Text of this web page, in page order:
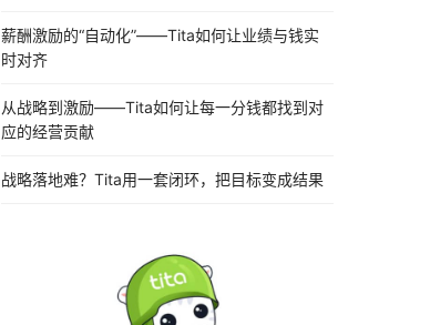
薪酬激励的“自动化”——Tita如何让业绩与钱实
时对齐
从战略到激励——Tita如何让每一分钱都找到对
应的经营贡献
战略落地难？Tita用一套闭环，把目标变成结果